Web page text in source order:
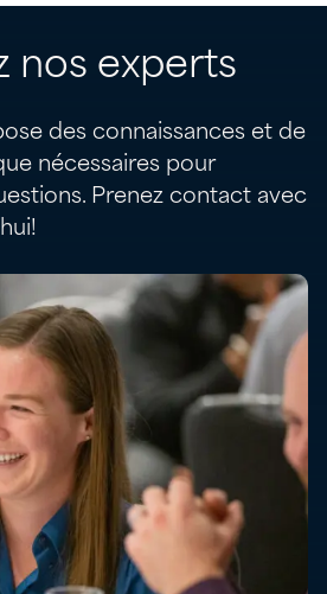
nos experts
des connaissances et de
nécessaires pour
Prenez contact avec